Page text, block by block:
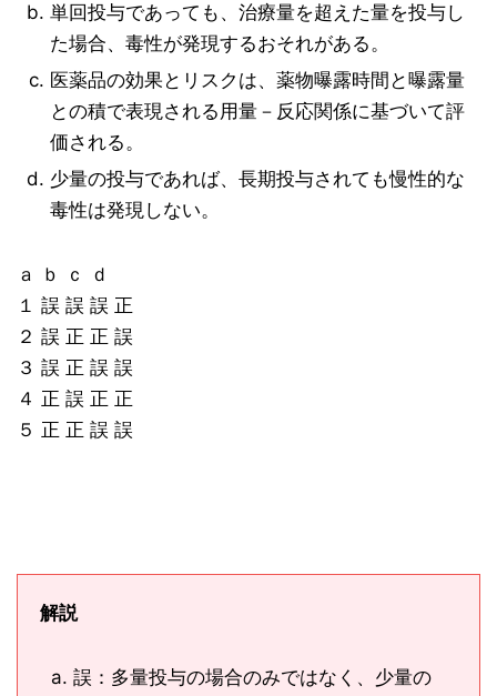
単回投与であっても、治療量を超えた量を投与し
た場合、毒性が発現するおそれがある。
医薬品の効果とリスクは、薬物曝露時間と曝露量
との積で表現される用量－反応関係に基づいて評
価される。
少量の投与であれば、長期投与されても慢性的な
毒性は発現しない。
ａ ｂ ｃ ｄ
１ 誤 誤 誤 正
２ 誤 正 正 誤
３ 誤 正 誤 誤
４ 正 誤 正 正
５ 正 正 誤 誤
解説
誤：多量投与の場合のみではなく、少量の